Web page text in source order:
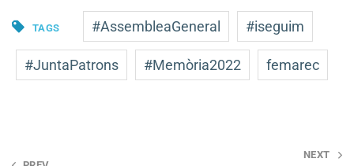
TAGS #AssembleaGeneral #iseguim
#JuntaPatrons #Memòria2022 femarec
NEXT